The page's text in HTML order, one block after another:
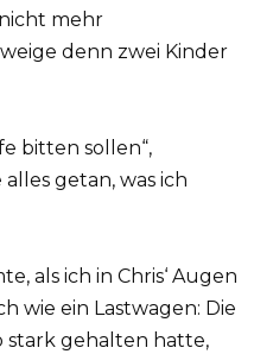
mehr
denn zwei Kinder
bitten sollen“,
getan, was ich
als ich in Chris‘ Augen
wie ein Lastwagen: Die
stark gehalten hatte,